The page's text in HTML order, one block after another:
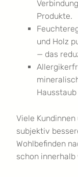
Produkte.
und Holz
— das
Viele
subjektiv
Wohlbefinden
schon innerhalb